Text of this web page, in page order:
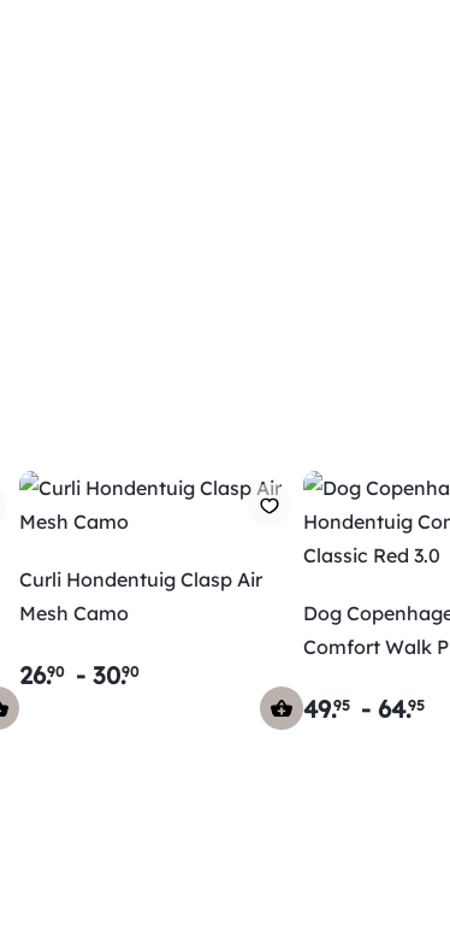
Curli Hondentuig Clasp Air
Mesh Camo
26.90 - 30.90
Dog
Comfort Walk
49.95 -64.95